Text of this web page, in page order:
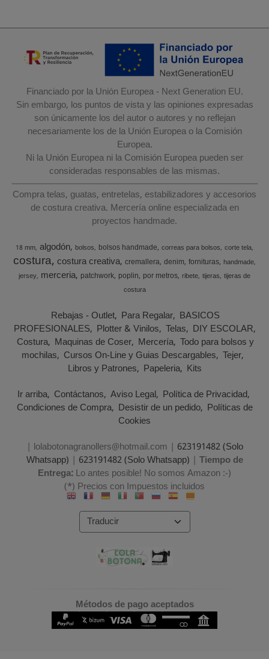
Financiado por la Unión Europea - Next Generation EU.
Sin embargo, los puntos de vista y las opiniones expresadas
son únicamente los del autor o autores y no reflejan
necesariamente los de la Unión Europea o la Comisión
Europea.
Ni la Unión Europea ni la Comisión Europea pueden ser
consideradas responsables de las mismas.
Compra telas, guatas, entretelas, estabilizadores y accesorios
de costura creativa. Mercería online especializada en
proyectos handmade.
18 mm algodón bolsos bolsos handmade correas para bolsos corte tela
costura costura creativa cremallera denim fornituras handmade
jersey merceria patchwork poplin por metros ribete tijeras tijeras de
costura
Rebajas - Outlet Para Regalar BASICOS
PROFESIONALES Plotter & Vinilos Telas DIY ESCOLAR
Costura Maquinas de Coser Mercería Todo para bolsos y
mochilas Cursos On-Line y Guias Descargables Tejer
Libros y Patrones Papeleria Kits
Ir arriba Contáctanos Aviso Legal Política de Privacidad
Condiciones de Compra Desistir de un pedido Políticas de
Cookies
| lolabotonagranollers@hotmail.com | 623191482 (Solo
Whatsapp) | 623191482 (Solo Whatsapp) | Tiempo de
Entrega:Lo antes posible! No somos Amazon :-)
(*) Precios con Impuestos incluidos
Métodos de pago aceptados